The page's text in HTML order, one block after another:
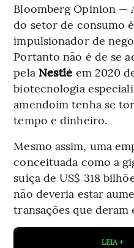
Bloomberg Opinion —
do setor de consumo
impulsionador de
Portanto não é de se
pela Nestlé em 2020
biotecnologia
amendoim tenha se
tempo e dinheiro.
Mesmo assim, uma
conceituada como a
suíça de US$ 318
não deveria estar
transações que deram
LEIA +